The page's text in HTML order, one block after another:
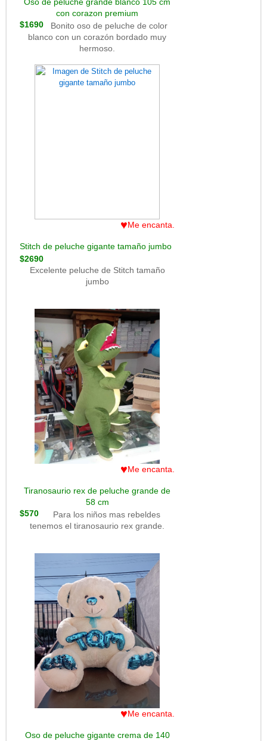
con corazon premium
$1690
Bonito oso de peluche de color
blanco con un corazón bordado muy
hermoso.
♥Me encanta.
Stitch de peluche gigante tamaño jumbo
$2690
Excelente peluche de Stitch tamaño
jumbo
♥Me encanta.
Tiranosaurio rex de peluche grande de
58 cm
$570
Para los niños mas rebeldes
tenemos el tiranosaurio rex grande.
♥Me encanta.
Oso de peluche gigante crema de 140